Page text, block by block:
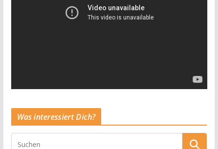
Was interessiert Dich?